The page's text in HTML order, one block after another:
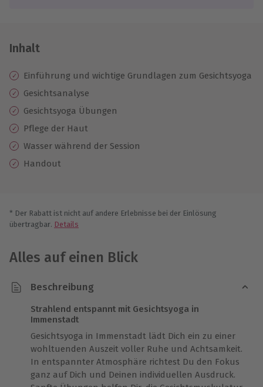
Inhalt
Einführung und wichtige Grundlagen zum Gesichtsyoga
Gesichtsanalyse
Gesichtsyoga Übungen
Pflege der Haut
Wasser während der Session
Handout
* Der Rabatt ist nicht auf andere Erlebnisse bei der Einlösung
übertragbar. Details
Alles auf einen Blick
Beschreibung
Strahlend entspannt mit Gesichtsyoga in
Immenstadt
Gesichtsyoga in Immenstadt lädt Dich ein zu einer
wohltuenden Auszeit voller Ruhe und Achtsamkeit.
In entspannter Atmosphäre richtest Du den Fokus
ganz auf Dich und Deinen individuellen Ausdruck.